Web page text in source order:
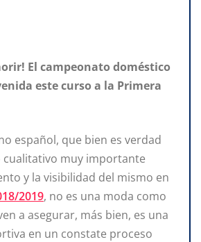
El campeonato doméstico
este curso a la Primera
español, que bien es verdad
cualitativo muy importante
y la visibilidad del mismo en
2019, no es una moda como
a asegurar, más bien, es una
en un constate proceso